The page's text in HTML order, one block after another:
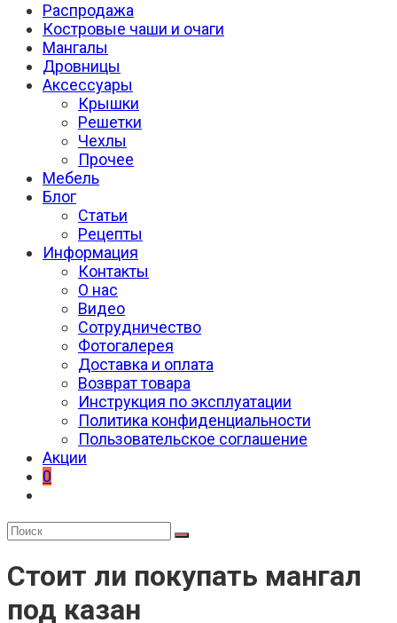
Распродажа
Костровые чаши и очаги
Мангалы
Дровницы
Аксессуары
Крышки
Решетки
Чехлы
Прочее
Мебель
Блог
Статьи
Рецепты
Информация
Контакты
О нас
Видео
Сотрудничество
Фотогалерея
Доставка и оплата
Возврат товара
Инструкция по эксплуатации
Политика конфиденциальности
Пользовательское соглашение
Акции
0
Стоит ли покупать мангал
под казан